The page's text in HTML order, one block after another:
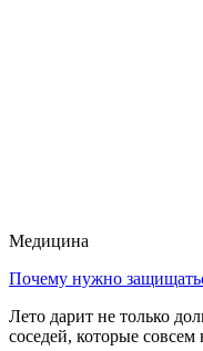
Медицина
Почему нужно
Лето дарит не только
соседей, которые